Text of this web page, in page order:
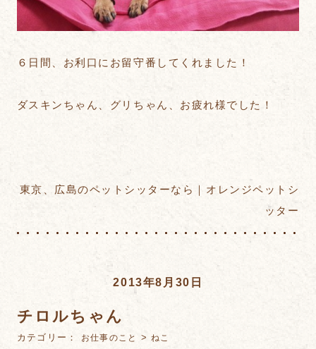
６日間、お利口にお留守番してくれました！
ダスキンちゃん、グリちゃん、お疲れ様でした！
東京、広島のペットシッターなら｜オレンジペットシ
ッター
2013年8月30日
チロルちゃん
カテゴリー： お仕事のこと >ねこ